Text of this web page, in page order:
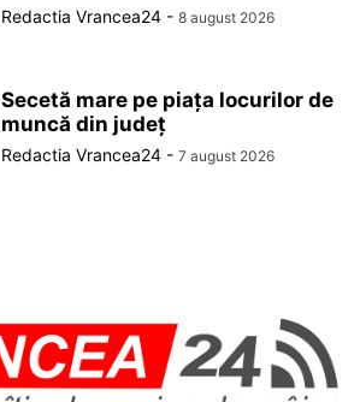
Redactia Vrancea24 - 8 august 2026
Secetă mare pe piața locurilor de
muncă din județ
Redactia Vrancea24 - 7 august 2026